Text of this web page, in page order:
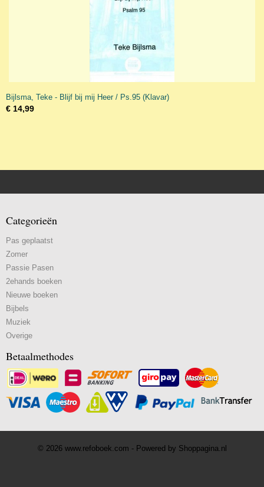
Bijlsma, Teke - Blijf bij mij Heer / Ps.95 (Klavar)
€ 14,99
Categorieën
Pas geplaatst
Zomer
Passie Pasen
2ehands boeken
Nieuwe boeken
Bijbels
Muziek
Overige
Betaalmethodes
© 2026 www.refoboek.com - Powered by Shoppagina.nl